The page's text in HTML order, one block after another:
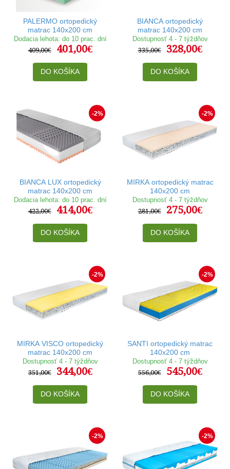
PALERMO ortopedický
matrac 140x200 cm
Dodacia lehota: do 10 prac. dní
409,00€
401,00€
DO KOŠÍKA
BIANCA ortopedický
matrac 140x200 cm
Dostupnosť 4 - 7 týždňov
335,00€
328,00€
DO KOŠÍKA
-2%
BIANCA LUX ortopedický
matrac 140x200 cm
Dodacia lehota: do 10 prac. dní
422,00€
414,00€
DO KOŠÍKA
-2%
MIRKA ortopedický matrac
140x200 cm
Dostupnosť 4 - 7 týždňov
281,00€
275,00€
DO KOŠÍKA
-2%
MIRKA VISCO ortopedický
matrac 140x200 cm
Dostupnosť 4 - 7 týždňov
351,00€
344,00€
DO KOŠÍKA
-2%
SANTI ortopedický matrac
140x200 cm
Dostupnosť 4 - 7 týždňov
556,00€
545,00€
DO KOŠÍKA
-2% -2%